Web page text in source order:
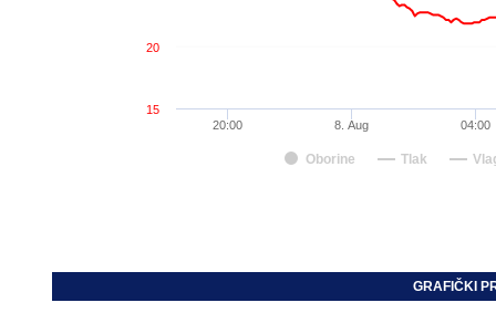
Oborine Tlak
8. Aug
20:00 04:00
15
20
GRAFIČKI